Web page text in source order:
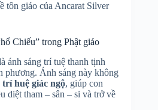
tôn giáo của Ancarat Silver
Chiếu” trong Phật giáo
ánh sáng trí tuệ thanh tịnh
phương. Ánh sáng này không
trí huệ giác ngộ, giúp con
diệt tham – sân – si và trở về